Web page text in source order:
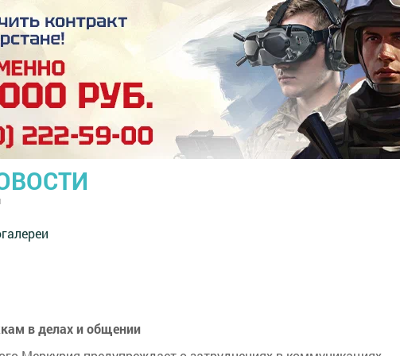
в делах и общении